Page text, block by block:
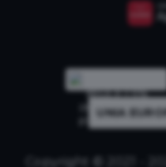
UNIA
Copyright © 2021 -